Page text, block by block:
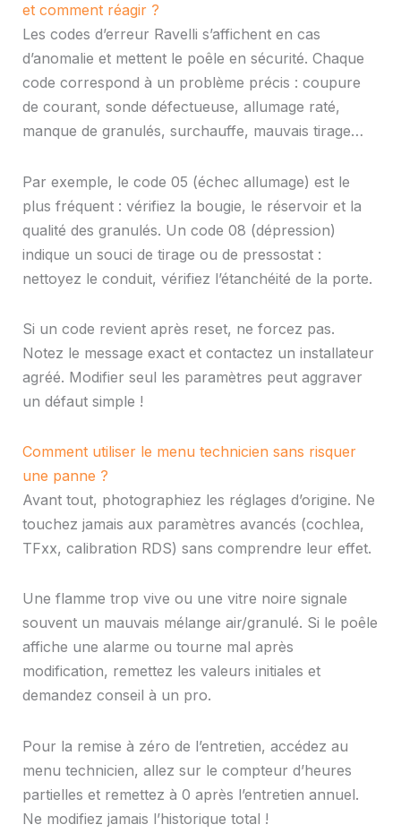
et comment réagir ?
Les codes d’erreur Ravelli s’affichent en cas
d’anomalie et mettent le poêle en sécurité. Chaque
code correspond à un problème précis : coupure
de courant, sonde défectueuse, allumage raté,
manque de granulés, surchauffe, mauvais tirage…
Par exemple, le code 05 (échec allumage) est le
plus fréquent : vérifiez la bougie, le réservoir et la
qualité des granulés. Un code 08 (dépression)
indique un souci de tirage ou de pressostat :
nettoyez le conduit, vérifiez l’étanchéité de la porte.
Si un code revient après reset, ne forcez pas.
Notez le message exact et contactez un installateur
agréé. Modifier seul les paramètres peut aggraver
un défaut simple !
Comment utiliser le menu technicien sans risquer
une panne ?
Avant tout, photographiez les réglages d’origine. Ne
touchez jamais aux paramètres avancés (cochlea,
TFxx, calibration RDS) sans comprendre leur effet.
Une flamme trop vive ou une vitre noire signale
souvent un mauvais mélange air/granulé. Si le poêle
affiche une alarme ou tourne mal après
modification, remettez les valeurs initiales et
demandez conseil à un pro.
Pour la remise à zéro de l’entretien, accédez au
menu technicien, allez sur le compteur d’heures
partielles et remettez à 0 après l’entretien annuel.
Ne modifiez jamais l’historique total !